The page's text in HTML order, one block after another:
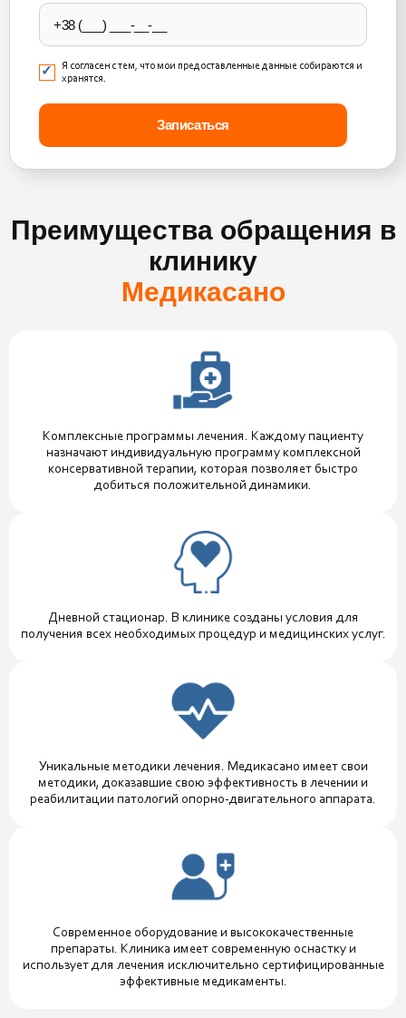
Я согласен с тем, что мои предоставленные данные собираются и
хранятся.
Преимущества обращения в
клинику
Медикасано
Комплексные программы лечения. Каждому пациенту
назначают индивидуальную программу комплексной
консервативной терапии, которая позволяет быстро
добиться положительной динамики.
Дневной стационар. В клинике созданы условия для
получения всех необходимых процедур и медицинских услуг.
Уникальные методики лечения. Медикасано имеет свои
методики, доказавшие свою эффективность в лечении и
реабилитации патологий опорно-двигательного аппарата.
Современное оборудование и высококачественные
препараты. Клиника имеет современную оснастку и
использует для лечения исключительно сертифицированные
эффективные медикаменты.